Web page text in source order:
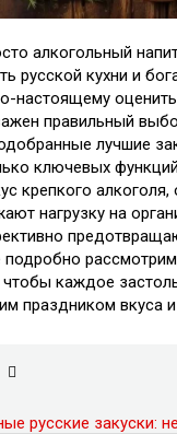
алкогольный
русской кухни и
настоящему оценить
правильный
лучшие
ключевых
крепкого
нагрузку на
подробно
чтобы каждое
праздником вкуса и
русские закуски: